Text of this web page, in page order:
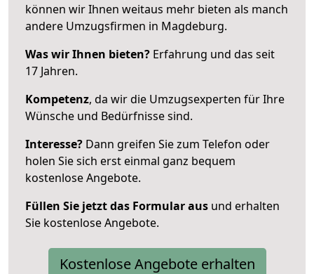
können wir Ihnen weitaus mehr bieten als manch
andere Umzugsfirmen in Magdeburg.
Was wir Ihnen bieten? Erfahrung und das seit
17 Jahren.
Kompetenz, da wir die Umzugsexperten für Ihre
Wünsche und Bedürfnisse sind.
Interesse? Dann greifen Sie zum Telefon oder
holen Sie sich erst einmal ganz bequem
kostenlose Angebote.
Füllen Sie jetzt das Formular aus und erhalten
Sie kostenlose Angebote.
Kostenlose Angebote erhalten